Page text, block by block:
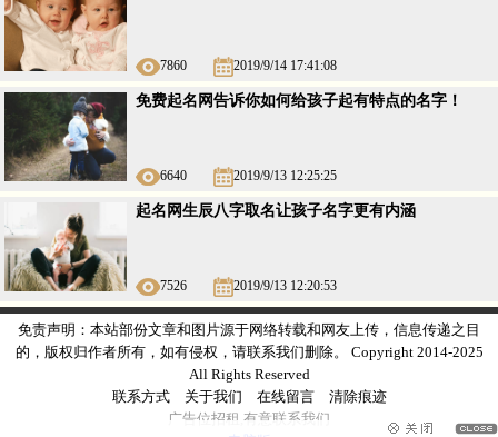
7860 2019/9/14 17:41:08
免费起名网告诉你如何给孩子起有特点的名字！
6640 2019/9/13 12:25:25
起名网生辰八字取名让孩子名字更有内涵
7526 2019/9/13 12:20:53
免责声明：本站部份文章和图片源于网络转载和网友上传，信息传递之目
的，版权归作者所有，如有侵权，请联系我们删除。 Copyright 2014-2025
All Rights Reserved
联系方式
关于我们 在线留言
清除痕迹
广告位招租 ,有意联系我们